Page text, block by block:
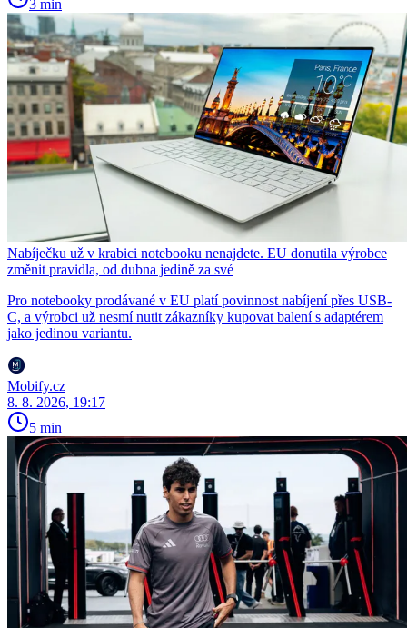
3 min
Nabíječku už v krabici notebooku nenajdete. EU donutila výrobce
změnit pravidla, od dubna jedině za své
Pro notebooky prodávané v EU platí povinnost nabíjení přes USB-
C, a výrobci už nesmí nutit zákazníky kupovat balení s adaptérem
jako jedinou variantu.
Mobify.cz
8. 8. 2026, 19:17
5 min